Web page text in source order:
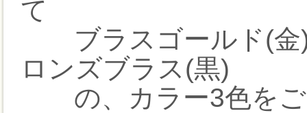
て
ブラスゴールド(金)
ロンズブラス(黒)
の、カラー3色をご